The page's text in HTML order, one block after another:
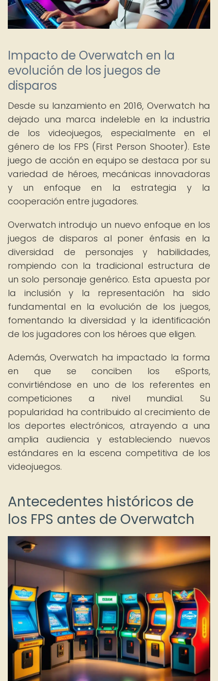
Impacto de Overwatch en la
evolución de los juegos de
disparos
Desde su lanzamiento en 2016, Overwatch ha
dejado una marca indeleble en la industria
de los videojuegos, especialmente en el
género de los FPS (First Person Shooter). Este
juego de acción en equipo se destaca por su
variedad de héroes, mecánicas innovadoras
y un enfoque en la estrategia y la
cooperación entre jugadores.
Overwatch introdujo un nuevo enfoque en los
juegos de disparos al poner énfasis en la
diversidad de personajes y habilidades,
rompiendo con la tradicional estructura de
un solo personaje genérico. Esta apuesta por
la inclusión y la representación ha sido
fundamental en la evolución de los juegos,
fomentando la diversidad y la identificación
de los jugadores con los héroes que eligen.
Además, Overwatch ha impactado la forma
en que se conciben los eSports,
convirtiéndose en uno de los referentes en
competiciones a nivel mundial. Su
popularidad ha contribuido al crecimiento de
los deportes electrónicos, atrayendo a una
amplia audiencia y estableciendo nuevos
estándares en la escena competitiva de los
videojuegos.
Antecedentes históricos de
los FPS antes de Overwatch